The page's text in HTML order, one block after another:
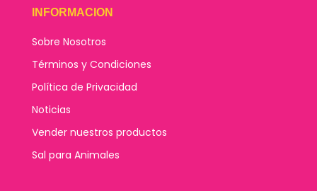
INFORMACION
Sobre Nosotros
Términos y Condiciones
Política de Privacidad
Noticias
Vender nuestros productos
Sal para Animales